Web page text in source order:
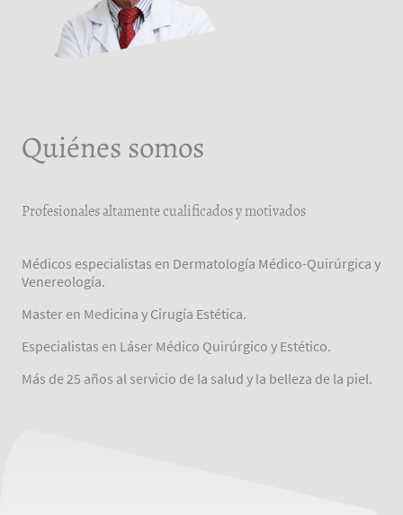
Quiénes somos
Profesionales altamente cualificados y motivados
Médicos especialistas en Dermatología Médico-Quirúrgica y
Venereología.
Master en Medicina y Cirugía Estética.
Especialistas en Láser Médico Quirúrgico y Estético.
Más de 25 años al servicio de la salud y la belleza de la piel.